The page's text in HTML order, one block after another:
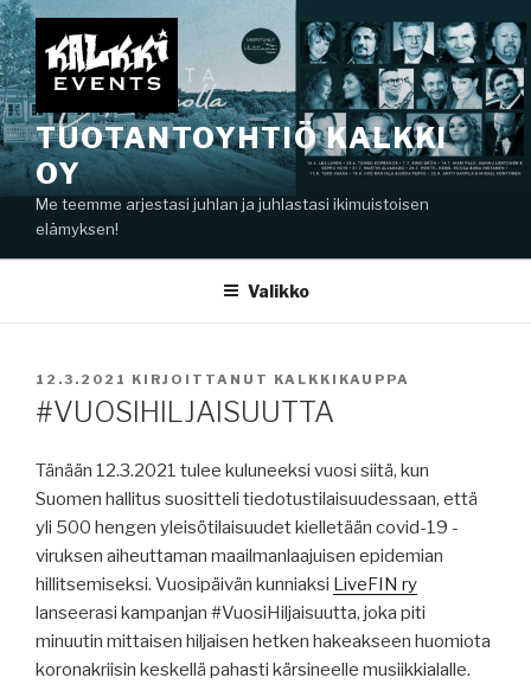
Siirry
sisältöön
TUOTANTOYHTIÖ KALKKI
OY
Me teemme arjestasi juhlan ja juhlastasi ikimuistoisen
elämyksen!
Valikko
JULKAISTU
12.3.2021 KIRJOITTANUT KALKKIKAUPPA
#VUOSIHILJAISUUTTA
Tänään 12.3.2021 tulee kuluneeksi vuosi siitä, kun
Suomen hallitus suositteli tiedotustilaisuudessaan, että
yli 500 hengen yleisötilaisuudet kielletään covid-19 -
viruksen aiheuttaman maailmanlaajuisen epidemian
hillitsemiseksi. Vuosipäivän kunniaksi LiveFIN ry
lanseerasi kampanjan #VuosiHiljaisuutta, joka piti
minuutin mittaisen hiljaisen hetken hakeakseen huomiota
koronakriisin keskellä pahasti kärsineelle musiikkialalle.